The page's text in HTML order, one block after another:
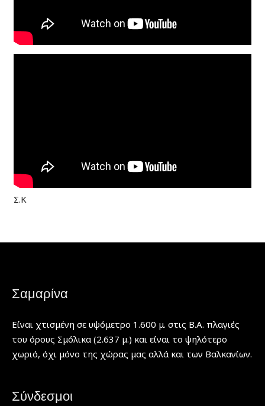
Σ.Κ
Σαμαρίνα
Είναι χτισμένη σε υψόμετρο 1.600 μ. στις Β.Α. πλαγιές
του όρους Σμόλικα (2.637 μ.) και είναι το ψηλότερο
χωριό, όχι μόνο της χώρας μας αλλά και των Βαλκανίων.
Σύνδεσμοι